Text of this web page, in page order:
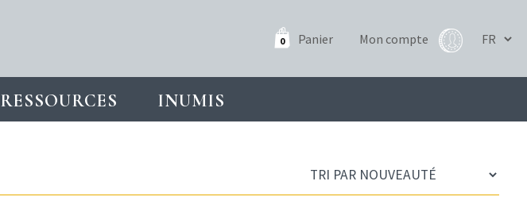
0 Panier Mon compte
RESSOURCES INUMIS